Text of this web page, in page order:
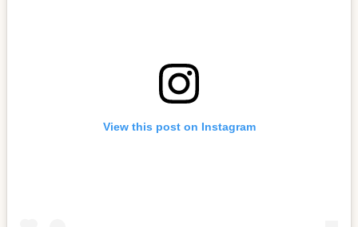
View this post on Instagram